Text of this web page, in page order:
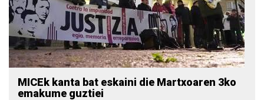
MICEk kanta bat eskaini die Martxoaren 3ko
emakume guztiei